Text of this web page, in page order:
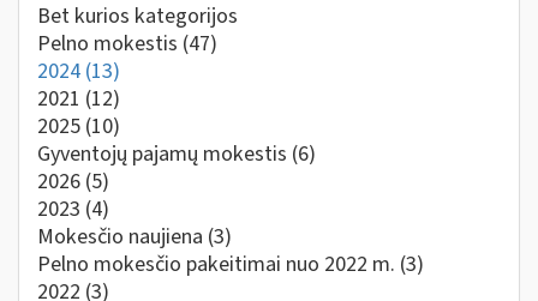
Bet kurios kategorijos
Pelno mokestis (47)
2024 (13)
2021 (12)
2025 (10)
Gyventojų pajamų mokestis (6)
2026 (5)
2023 (4)
Mokesčio naujiena (3)
Pelno mokesčio pakeitimai nuo 2022 m. (3)
2022 (3)